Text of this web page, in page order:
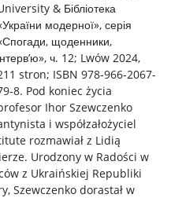
& Бібліотека
модерної», серія
щоденники,
ч. 12; Lwów 2024,
stron; ISBN 978-966-2067-
8. Pod koniec życia
Ihor Szewczenko
i współzałożyciel
rozmawiał z Lidią
Urodzony w Radości w
z Ukraińskiej Republiki
Szewczenko dorastał w